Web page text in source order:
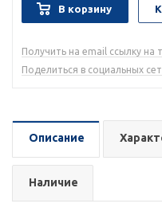
В корзину
Получить на email ссылку на
Поделиться в социальных
Описание
Наличие